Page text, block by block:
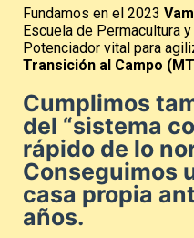
Fundamos en el 2023
Escuela de Permacultura
Potenciador vital para
Transición al Campo
Cumplimos
del “sistema
rápido de lo
Conseguimos
casa propia
años.